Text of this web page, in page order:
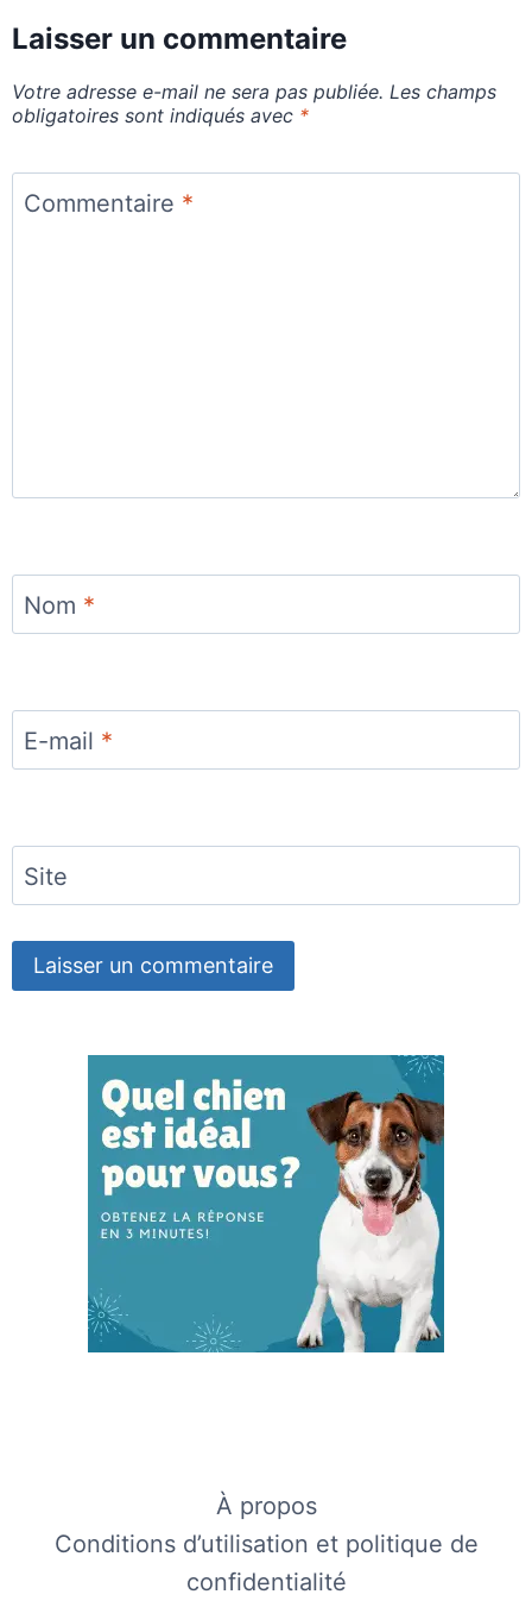
Laisser un commentaire
Votre adresse e-mail ne sera pas publiée. Les champs
obligatoires sont indiqués avec *
Commentaire *
Nom *
E-mail *
Site
À propos
Conditions d’utilisation et politique de
confidentialité